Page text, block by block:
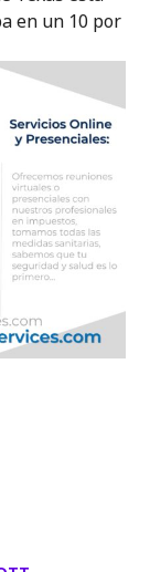
en un 10 por